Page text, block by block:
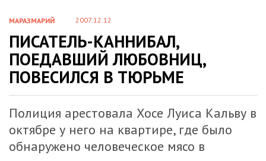
МАРАЗМАРИЙ 2007.12.12
ПИСАТЕЛЬ-КАННИБАЛ,
ПОЕДАВШИЙ ЛЮБОВНИЦ,
ПОВЕСИЛСЯ В ТЮРЬМЕ
Полиция арестовала Хосе Луиса Кальву в
октябре у него на квартире, где было
обнаружено человеческое мясо в